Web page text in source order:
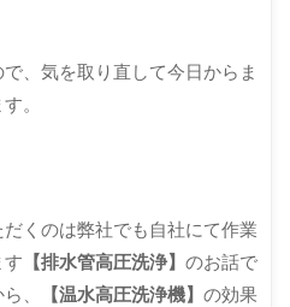
、気を取り直して今日からま
。
くのは弊社でも自社にて作業
す 【排水管高圧洗浄】のお話で
、
【温水高圧洗浄機】の効果